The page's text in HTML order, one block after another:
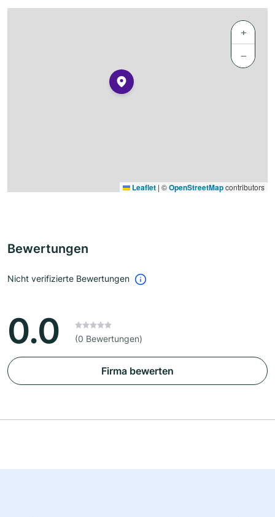
+
−
Leaflet | ©OpenStreetMapcontributors
Bewertungen
Nicht verifizierte Bewertungen
0.0 (0 Bewertungen)
Firma bewerten